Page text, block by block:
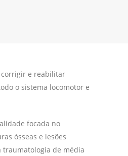
corrigir e reabilitar
o sistema locomotor e
focada no
ósseas e lesões
traumatologia de média